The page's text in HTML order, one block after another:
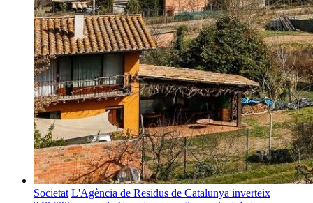
Societat L'Agència de Residus de Catalunya inverteix